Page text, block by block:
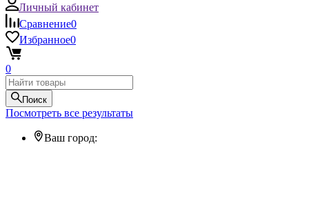
Личный кабинет
Сравнение0
Избранное0
0
Поиск
Посмотреть все результаты
Ваш город: